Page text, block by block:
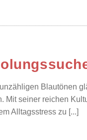
Blautönen
seiner reichen
Alltagsstress zu [...]